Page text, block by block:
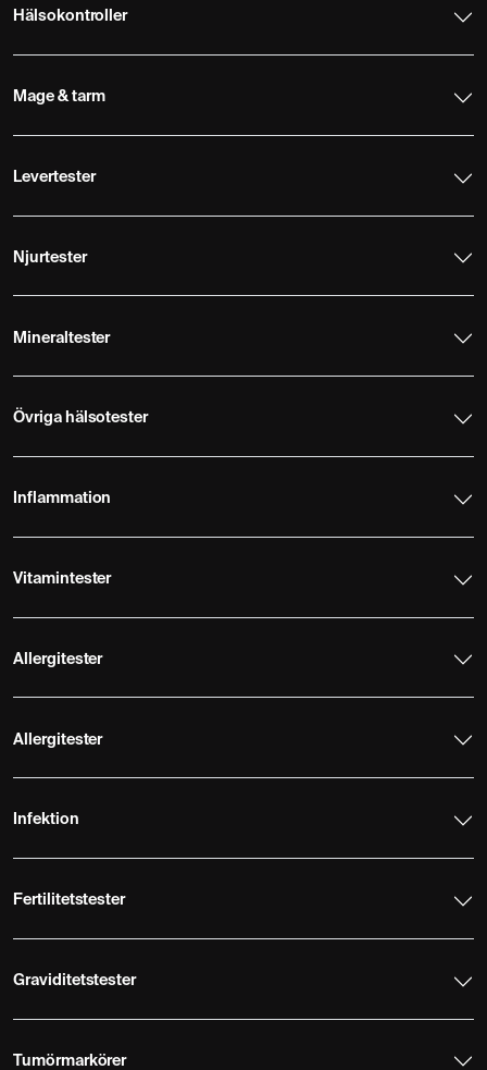
Hälsokontroller
Mage & tarm
Levertester
Njurtester
Mineraltester
Övriga hälsotester
Inflammation
Vitamintester
Allergitester
Allergitester
Infektion
Fertilitetstester
Graviditetstester
Tumörmarkörer